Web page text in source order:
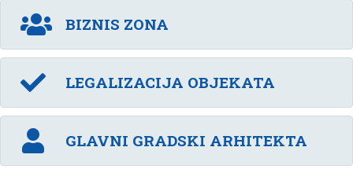
BIZNIS ZONA
LEGALIZACIJA OBJEKATA
GLAVNI GRADSKI ARHITEKTA